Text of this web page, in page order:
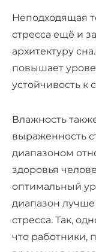
Неподходящая
стресса ещё и
архитектуру
повышает
устойчивость к
Влажность
выраженность
диапазоном
здоровья
оптимальный
диапазон
стресса. Так,
что работники,